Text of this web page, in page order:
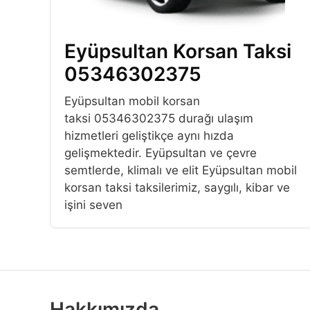
Eyüpsultan Korsan Taksi
05346302375
Eyüpsultan mobil korsan
taksi 05346302375 durağı ulaşım
hizmetleri geliştikçe aynı hızda
gelişmektedir. Eyüpsultan ve çevre
semtlerde, klimalı ve elit Eyüpsultan mobil
korsan taksi taksilerimiz, saygılı, kibar ve
işini seven